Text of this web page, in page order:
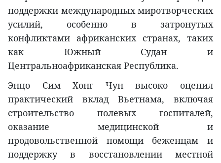
поддержки международных миротворческих
усилий, особенно в затронутых
конфликтами африканских странах, таких
как Южный Судан и
Центральноафриканская Республика.
Энцо Сим Хонг Чун высоко оценил
практический вклад Вьетнама, включая
строительство полевых госпиталей,
оказание медицинской и
продовольственной помощи беженцам и
поддержку в восстановлении местной